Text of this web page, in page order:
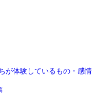
が体験しているもの・感情